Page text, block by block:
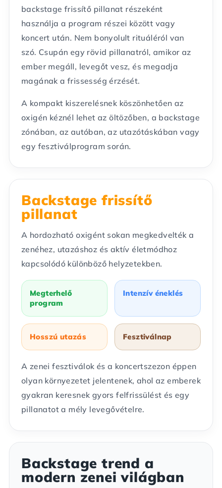
backstage frissítő pillanat részeként
használja a program részei között vagy
koncert után. Nem bonyolult rituáléról van
szó. Csupán egy rövid pillanatról, amikor az
ember megáll, levegőt vesz, és megadja
magának a frissesség érzését.
A kompakt kiszerelésnek köszönhetően az
oxigén kéznél lehet az öltözőben, a backstage
zónában, az autóban, az utazótáskában vagy
egy fesztiválprogram során.
Backstage frissítő
pillanat
A hordozható oxigént sokan megkedvelték a
zenéhez, utazáshoz és aktív életmódhoz
kapcsolódó különböző helyzetekben.
Megterhelő
program
Intenzív éneklés
Hosszú utazás Fesztiválnap
A zenei fesztiválok és a koncertszezon éppen
olyan környezetet jelentenek, ahol az emberek
gyakran keresnek gyors felfrissülést és egy
pillanatot a mély levegővételre.
Backstage trend a
modern zenei világban